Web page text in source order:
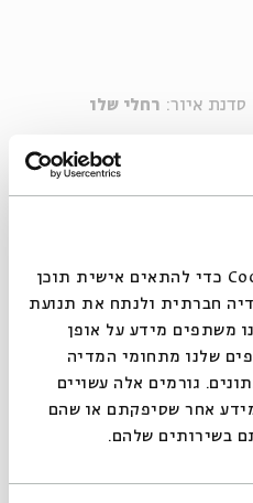
אנחנו משתמשים בקובצי Cookie כדי להתאים אישית תוכן
חברתית ולנתח את תנועת
משתפים מידע על אופן
שלנו מתחומי המדיה
גורמים אלה עשויים
אחר שסיפקתם או שהם
בשירותים שלהם.
איור: רחלי שלו
שלפי הכללים)